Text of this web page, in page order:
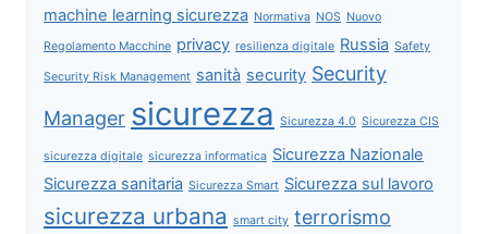
machine learning sicurezza Normativa NOS Nuovo
Regolamento Macchine privacy resilienza digitale Russia Safety
Security Risk Management sanità security Security
Manager sicurezza Sicurezza 4.0 Sicurezza CIS
sicurezza digitale sicurezza informatica Sicurezza Nazionale
Sicurezza sanitaria Sicurezza Smart Sicurezza sul lavoro
sicurezza urbana smart city terrorismo